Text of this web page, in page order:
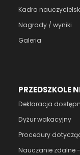
Kadra
Nagrody / wyniki
Galeria
PRZEDSZKOLE
Deklaracja
Dyżur wakacyjny
Procedury
Nauczanie zdalne